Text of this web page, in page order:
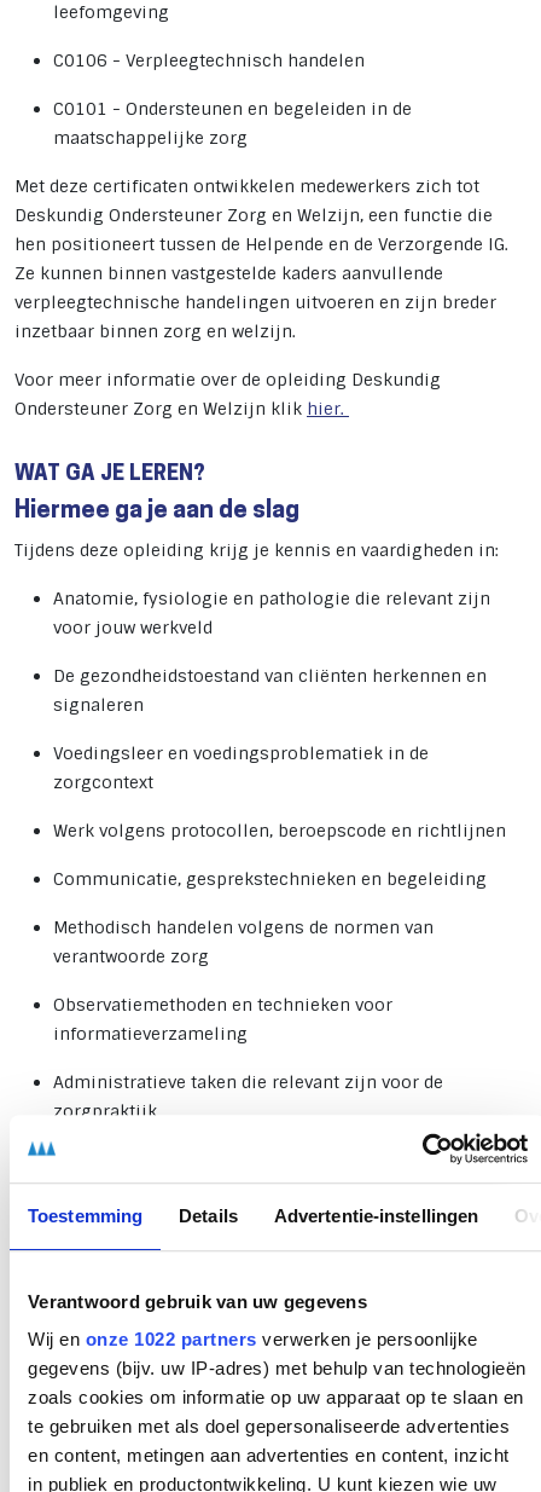
Toestemming Details Advertentie-instellingen
Verantwoord gebruik van uw gegevens
Wij en onze 1022 partners verwerken je persoonlijke
gegevens (bijv. uw IP-adres) met behulp van technologieën
zoals cookies om informatie op uw apparaat op te slaan en
te gebruiken met als doel gepersonaliseerde advertenties
en content, metingen aan advertenties en content, inzicht
in publiek en productontwikkeling. U kunt kiezen wie uw
leefomgeving
C0106 - Verpleegtechnisch handelen
C0101 - Ondersteunen en begeleiden in de
maatschappelijke zorg
Met deze certificaten ontwikkelen medewerkers zich tot
Deskundig Ondersteuner Zorg en Welzijn, een functie die
hen positioneert tussen de Helpende en de Verzorgende IG.
Ze kunnen binnen vastgestelde kaders aanvullende
verpleegtechnische handelingen uitvoeren en zijn breder
inzetbaar binnen zorg en welzijn.
Voor meer informatie over de opleiding Deskundig
Ondersteuner Zorg en Welzijn klik hier.
WAT GA JE LEREN?
Hiermee ga je aan de slag
Tijdens deze opleiding krijg je kennis en vaardigheden in:
Anatomie, fysiologie en pathologie die relevant zijn
voor jouw werkveld
De gezondheidstoestand van cliënten herkennen en
signaleren
Voedingsleer en voedingsproblematiek in de
zorgcontext
Werk volgens protocollen, beroepscode en richtlijnen
Communicatie, gesprekstechnieken en begeleiding
Methodisch handelen volgens de normen van
verantwoorde zorg
Observatiemethoden en technieken voor
informatieverzameling
Administratieve taken die relevant zijn voor de
zorgpraktijk
Normen, wet- en regelgeving binnen zorg & welzijn
Ethische vraagstukken en kwaliteitskaders toepassen
Aan het einde maak je een examen, waarmee je toont dat je
cursus voorbereid op deze toets.
Examen
Om deze training met goed gevolg af te ronden maak je een
examen. Gedurende de training word je hier goed op
voorbereid.